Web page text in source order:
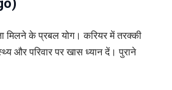
मिलने के प्रबल योग। करियर में तरक्की
और परिवार पर खास ध्यान दें। पुराने